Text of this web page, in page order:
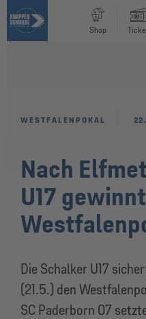
Shop
Nach
U17
Die Schalker U17
(21.5.) den
SC Paderborn 07
WESTFALENPOKAL